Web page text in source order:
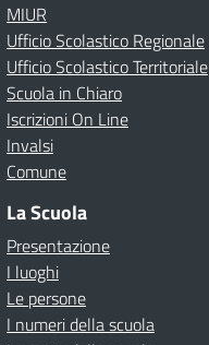
MIUR
Ufficio Scolastico Regionale
Ufficio Scolastico Territoriale
Scuola in Chiaro
Iscrizioni On Line
Invalsi
Comune
La Scuola
Presentazione
I luoghi
Le persone
I numeri della scuola